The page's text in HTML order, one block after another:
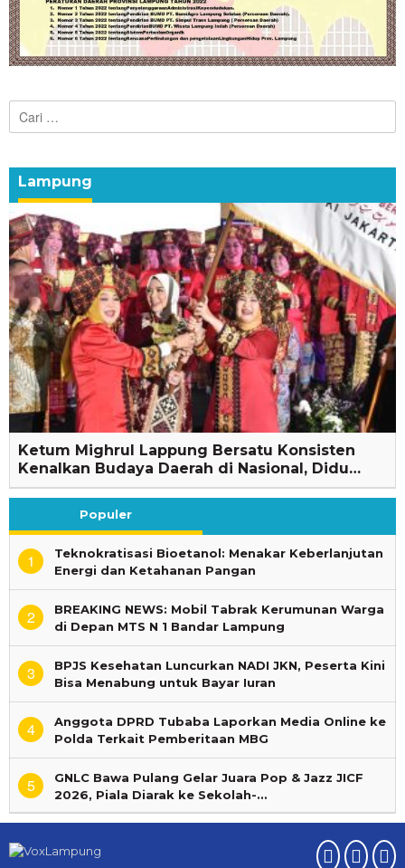
Cari
untuk:
Lampung
Ketum Mighrul Lappung Bersatu Konsisten
Kenalkan Budaya Daerah di Nasional, Didu…
Populer
1
Teknokratisasi Bioetanol: Menakar Keberlanjutan
Energi dan Ketahanan Pangan
2
BREAKING NEWS: Mobil Tabrak Kerumunan Warga
di Depan MTS N 1 Bandar Lampung
3
BPJS Kesehatan Luncurkan NADI JKN, Peserta Kini
Bisa Menabung untuk Bayar Iuran
4
Anggota DPRD Tubaba Laporkan Media Online ke
Polda Terkait Pemberitaan MBG
5
GNLC Bawa Pulang Gelar Juara Pop & Jazz JICF
2026, Piala Diarak ke Sekolah-…